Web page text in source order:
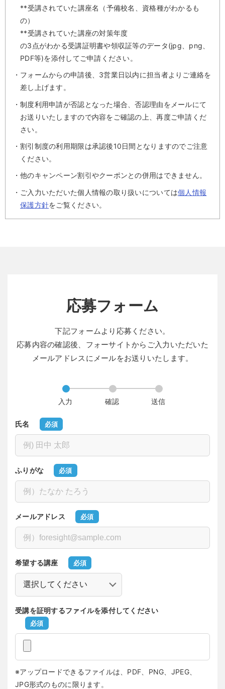
**受講されていた講座名（予備校名、資格種がわかるも
の）
**受講されていた講座の対策年度
の3点がわかる受講証明書や領収証等のデータ(jpg、png、
PDF等)を添付してご申請ください。
フォームからの申請後、3営業日以内に担当者よりご連絡を
差し上げます。
制度利用申請が否認となった場合、否認理由をメールにて
お送りいたしますので内容をご確認の上、再度ご申請くだ
さい。
割引制度の利用期限は承認後10日間となりますのでご注意
ください。
他のキャンペーン割引やクーポンとの併用はできません。
ご入力いただいた個人情報の取り扱いについては個人情報
保護方針をご覧ください。
応募フォーム
下記フォームより応募ください。
応募内容の確認後、フォーサイトからご入力いただいた
メールアドレスにメールをお送りいたします。
氏名 必須
ふりがな 必須
メールアドレス 必須
希望する講座 必須
受講を証明するファイルを添付してください
必須
※アップロードできるファイルは、PDF、PNG、JPEG、
JPG形式のものに限ります。